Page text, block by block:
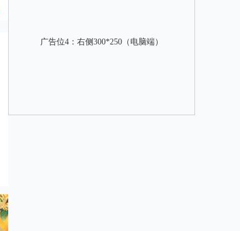
广告位4：右侧300*250（电脑端）